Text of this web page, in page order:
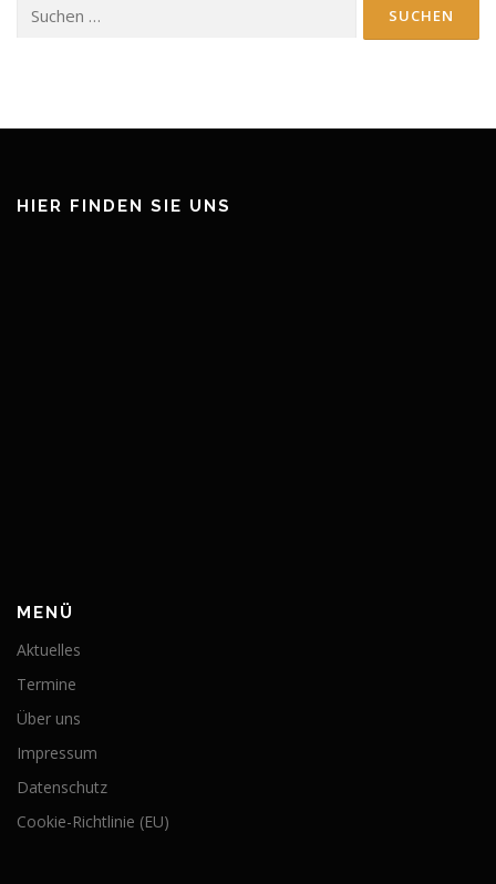
nach:
HIER FINDEN SIE UNS
MENÜ
Aktuelles
Termine
Über uns
Impressum
Datenschutz
Cookie-Richtlinie (EU)